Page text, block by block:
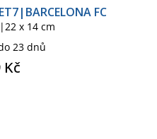
FC
x 14 cm
23 dnů
Kč